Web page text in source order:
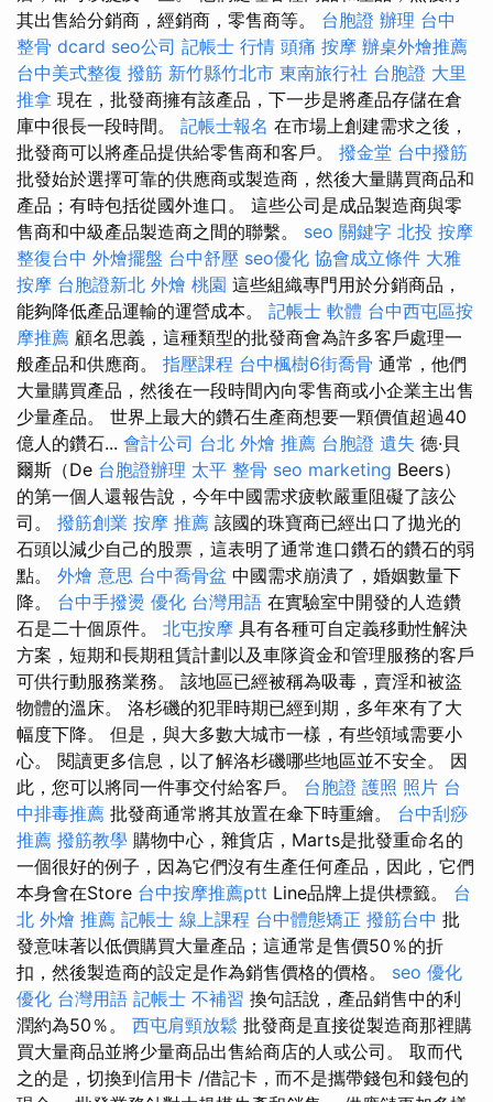
其出售給分銷商，經銷商，零售商等。 台胞證 辦理 台中
整骨 dcard seo公司 記帳士 行情 頭痛 按摩 辦桌外燴推薦
台中美式整復 撥筋 新竹縣竹北市 東南旅行社 台胞證 大里
推拿 現在，批發商擁有該產品，下一步是將產品存儲在倉
庫中很長一段時間。 記帳士報名 在市場上創建需求之後，
批發商可以將產品提供給零售商和客戶。 撥金堂 台中撥筋
批發始於選擇可靠的供應商或製造商，然後大量購買商品和
產品；有時包括從國外進口。 這些公司是成品製造商與零
售商和中級產品製造商之間的聯繫。 seo 關鍵字 北投 按摩
整復台中 外燴擺盤 台中舒壓 seo優化 協會成立條件 大雅
按摩 台胞證新北 外燴 桃園 這些組織專門用於分銷商品，
能夠降低產品運輸的運營成本。 記帳士 軟體 台中西屯區按
摩推薦 顧名思義，這種類型的批發商會為許多客戶處理一
般產品和供應商。 指壓課程 台中楓樹6街喬骨 通常，他們
大量購買產品，然後在一段時間內向零售商或小企業主出售
少量產品。 世界上最大的鑽石生產商想要一顆價值超過40
億人的鑽石... 會計公司 台北 外燴 推薦 台胞證 遺失 德·貝
爾斯（De 台胞證辦理 太平 整骨 seo marketing Beers）
的第一個人還報告說，今年中國需求疲軟嚴重阻礙了該公
司。 撥筋創業 按摩 推薦 該國的珠寶商已經出口了拋光的
石頭以減少自己的股票，這表明了通常進口鑽石的鑽石的弱
點。 外燴 意思 台中喬骨盆 中國需求崩潰了，婚姻數量下
降。 台中手撥燙 優化 台灣用語 在實驗室中開發的人造鑽
石是二十個原件。 北屯按摩 具有各種可自定義移動性解決
方案，短期和長期租賃計劃以及車隊資金和管理服務的客戶
可供行動服務業務。 該地區已經被稱為吸毒，賣淫和被盜
物體的溫床。 洛杉磯的犯罪時期已經到期，多年來有了大
幅度下降。 但是，與大多數大城市一樣，有些領域需要小
心。 閱讀更多信息，以了解洛杉磯哪些地區並不安全。 因
此，您可以將同一件事交付給客戶。 台胞證 護照 照片 台
中排毒推薦 批發商通常將其放置在傘下時重繪。 台中刮痧
推薦 撥筋教學 購物中心，雜貨店，Marts是批發重命名的
一個很好的例子，因為它們沒有生產任何產品，因此，它們
本身會在Store 台中按摩推薦ptt Line品牌上提供標籤。 台
北 外燴 推薦 記帳士 線上課程 台中體態矯正 撥筋台中 批
發意味著以低價購買大量產品；這通常是售價50％的折
扣，然後製造商的設定是作為銷售價格的價格。 seo 優化
優化 台灣用語 記帳士 不補習 換句話說，產品銷售中的利
潤約為50％。 西屯肩頸放鬆 批發商是直接從製造商那裡購
買大量商品並將少量商品出售給商店的人或公司。 取而代
之的是，切換到信用卡 /借記卡，而不是攜帶錢包和錢包的